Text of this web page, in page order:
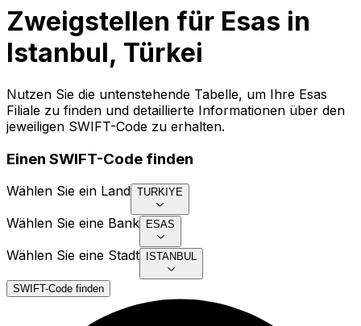
Zweigstellen für Esas in
Istanbul, Türkei
Nutzen Sie die untenstehende Tabelle, um Ihre Esas
Filiale zu finden und detaillierte Informationen über den
jeweiligen SWIFT-Code zu erhalten.
Einen SWIFT-Code finden
Wählen Sie ein Land TURKIYE
Wählen Sie eine Bank ESAS
Wählen Sie eine Stadt ISTANBUL
SWIFT-Code finden